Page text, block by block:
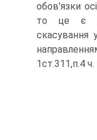
обов'язки
то це є
скасування
1ст.311,п.4